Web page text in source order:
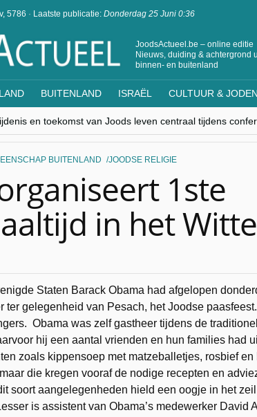
5786 · Laatste publicatie: Donderdag 25 Juni 0:36
JoodsActueel.be – online editie
Nieuws, duiding & achtergrond
binnen- en buitenland
BUITENLAND ISRAËL CULTUUR &
en toekomst van Joods leven centraal tijdens
toont hoe moeilijk seculiere Westen minderheden
– Boekarest: de verrassing van Oost-Europa
Jood in België op de beklaagdenbank”
BUITENLAND JOODSE RELIGIE
1ste
in het
Staten Barack Obama had afgelopen
ter gelegenheid van Pesach, het Joodse
Obama was zelf gastheer tijdens de
hij een aantal vrienden en hun families had
zoals kippensoep met matzeballetjes, rosbief
die kregen vooraf de nodige recepten en
soort aangelegenheden hield een oogje in het
is assistent van Obama’s medewerker David